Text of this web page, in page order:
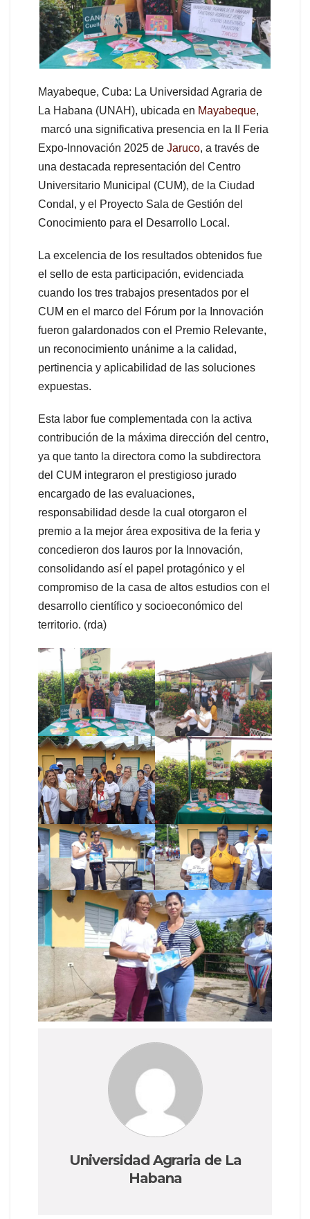
Mayabeque, Cuba: La Universidad Agraria de
La Habana (UNAH), ubicada en Mayabeque,
marcó una significativa presencia en la II Feria
Expo-Innovación 2025 de Jaruco, a través de
una destacada representación del Centro
Universitario Municipal (CUM), de la Ciudad
Condal, y el Proyecto Sala de Gestión del
Conocimiento para el Desarrollo Local.
La excelencia de los resultados obtenidos fue
el sello de esta participación, evidenciada
cuando los tres trabajos presentados por el
CUM en el marco del Fórum por la Innovación
fueron galardonados con el Premio Relevante,
un reconocimiento unánime a la calidad,
pertinencia y aplicabilidad de las soluciones
expuestas.
Esta labor fue complementada con la activa
contribución de la máxima dirección del centro,
ya que tanto la directora como la subdirectora
del CUM integraron el prestigioso jurado
encargado de las evaluaciones,
responsabilidad desde la cual otorgaron el
premio a la mejor área expositiva de la feria y
concedieron dos lauros por la Innovación,
consolidando así el papel protagónico y el
compromiso de la casa de altos estudios con el
desarrollo científico y socioeconómico del
territorio. (rda)
Universidad Agraria de La
Habana